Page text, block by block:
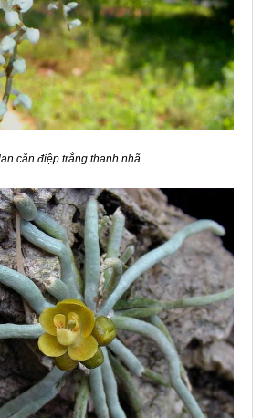
căn điệp trắng thanh nhã